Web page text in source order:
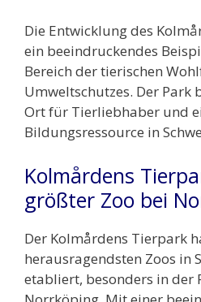
Die Entwicklung des
ein beeindruckendes
Bereich der tierischen
Umweltschutzes. Der Park
Ort für Tierliebhaber und
Bildungsressource in
Kolmårdens
größter Zoo bei
Der Kolmårdens Tierpark
herausragendsten Zoos in
etabliert, besonders in der